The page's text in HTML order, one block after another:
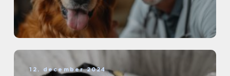
12. december 2024